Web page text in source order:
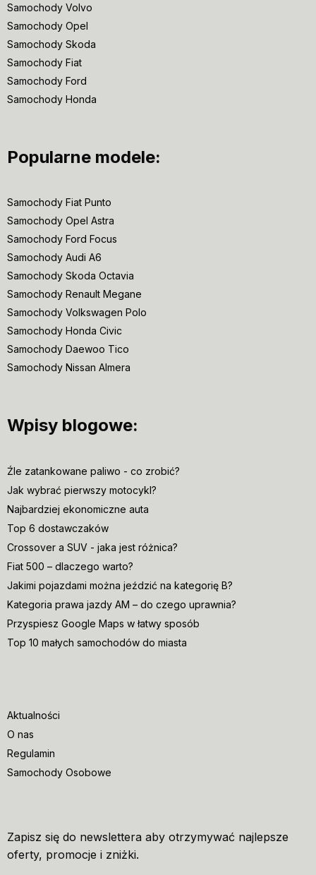
Samochody Volvo
Samochody Opel
Samochody Skoda
Samochody Fiat
Samochody Ford
Samochody Honda
Popularne modele:
Samochody Fiat Punto
Samochody Opel Astra
Samochody Ford Focus
Samochody Audi A6
Samochody Skoda Octavia
Samochody Renault Megane
Samochody Volkswagen Polo
Samochody Honda Civic
Samochody Daewoo Tico
Samochody Nissan Almera
Wpisy blogowe:
Źle zatankowane paliwo - co zrobić?
Jak wybrać pierwszy motocykl?
Najbardziej ekonomiczne auta
Top 6 dostawczaków
Crossover a SUV - jaka jest różnica?
Fiat 500 – dlaczego warto?
Jakimi pojazdami można jeździć na kategorię B?
Kategoria prawa jazdy AM – do czego uprawnia?
Przyspiesz Google Maps w łatwy sposób
Top 10 małych samochodów do miasta
Aktualności
O nas
Regulamin
Samochody Osobowe
Zapisz się do newslettera aby otrzymywać najlepsze
oferty, promocje i zniżki.